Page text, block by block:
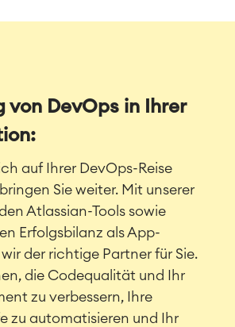
von DevOps in Ihrer
auf Ihrer DevOps-Reise
Sie weiter. Mit unserer
Atlassian-Tools sowie
Erfolgsbilanz als App-
der richtige Partner für Sie.
die Codequalität und Ihr
zu verbessern, Ihre
zu automatisieren und Ihr